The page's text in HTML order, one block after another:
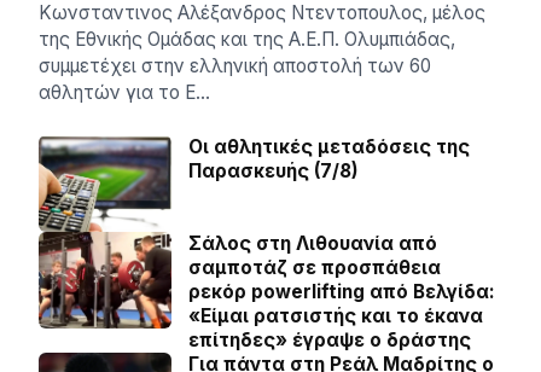
Κωνσταντινος Αλέξανδρος Ντεντοπουλος, μέλος
της Εθνικής Ομάδας και της Α.Ε.Π. Ολυμπιάδας,
συμμετέχει στην ελληνική αποστολή των 60
αθλητών για το Ε…
Οι αθλητικές μεταδόσεις της
Παρασκευής (7/8)
Σάλος στη Λιθουανία από
σαμποτάζ σε προσπάθεια
ρεκόρ powerlifting από Βελγίδα:
«Είμαι ρατσιστής και το έκανα
επίτηδες» έγραψε ο δράστης
Για πάντα στη Ρεάλ Μαδρίτης ο